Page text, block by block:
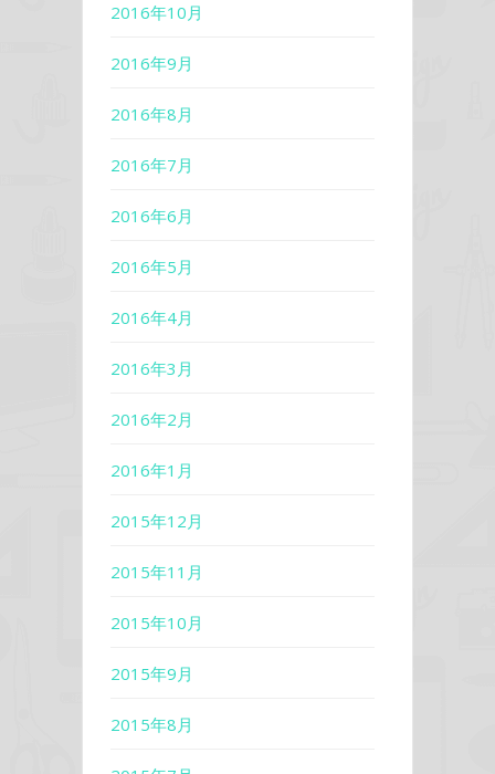
2016年10月
2016年9月
2016年8月
2016年7月
2016年6月
2016年5月
2016年4月
2016年3月
2016年2月
2016年1月
2015年12月
2015年11月
2015年10月
2015年9月
2015年8月